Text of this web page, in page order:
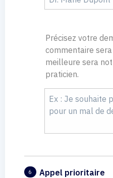
Précisez votre
commentaire
meilleure sera
praticien.
6 Appel prioritaire